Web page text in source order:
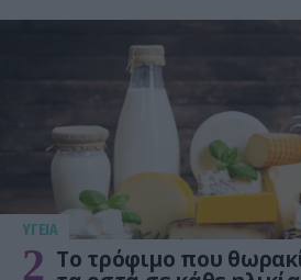
ΥΓΕΙΑ
2 Το τρόφιμο που